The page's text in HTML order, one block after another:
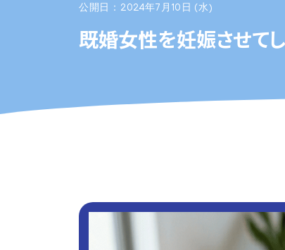
公開日：2024年7月10日 (水)
既婚女性を妊娠させて